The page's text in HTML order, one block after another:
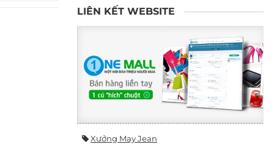
LIÊN KẾT WEBSITE
Xưởng May Jean